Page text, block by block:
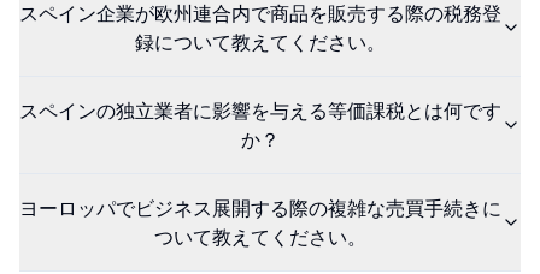
スペイン企業が欧州連合内で商品を販売する際の税務登
録について教えてください。
スペインの独立業者に影響を与える等価課税とは何です
か？
ヨーロッパでビジネス展開する際の複雑な売買手続きに
ついて教えてください。